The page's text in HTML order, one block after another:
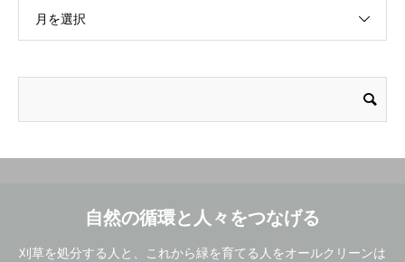
月を選択
自然の循環と人々をつなげる
刈草を処分する人と、これから緑を育てる人をオールクリーンは